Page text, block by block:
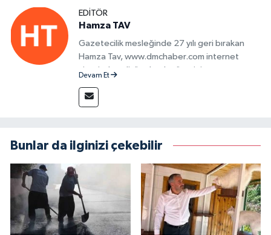
EDITÖR
Hamza TAV
Gazetecilik mesleğinde 27 yılı geri bırakan
Hamza Tav, www.dmchaber.com internet
sitesinde editör olarak görevini
Devam Et
Bunlar da ilginizi çekebilir